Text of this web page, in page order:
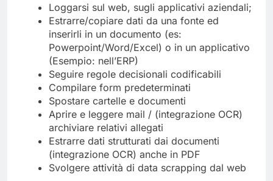
Loggarsi sul web, sugli applicativi aziendali;
Estrarre/copiare dati da una fonte ed
inserirli in un documento (es:
Powerpoint/Word/Excel) o in un applicativo
(Esempio: nell’ERP)
Seguire regole decisionali codificabili
Compilare form predeterminati
Spostare cartelle e documenti
Aprire e leggere mail / (integrazione OCR)
archiviare relativi allegati
Estrarre dati strutturati dai documenti
(integrazione OCR) anche in PDF
Svolgere attività di data scrapping dal web